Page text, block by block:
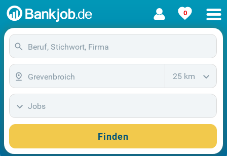
0
25 km
Jobs
Finden